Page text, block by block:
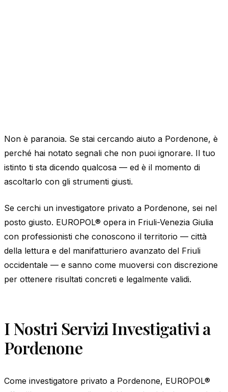
Non è paranoia. Se stai cercando aiuto a Pordenone, è
perché hai notato segnali che non puoi ignorare. Il tuo
istinto ti sta dicendo qualcosa — ed è il momento di
ascoltarlo con gli strumenti giusti.
Se cerchi un investigatore privato a Pordenone, sei nel
posto giusto. EUROPOL® opera in Friuli-Venezia Giulia
con professionisti che conoscono il territorio — città
della lettura e del manifatturiero avanzato del Friuli
occidentale — e sanno come muoversi con discrezione
per ottenere risultati concreti e legalmente validi.
I Nostri Servizi Investigativi a
Pordenone
Come investigatore privato a Pordenone, EUROPOL®